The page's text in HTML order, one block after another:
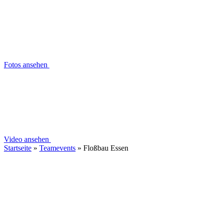
Fotos ansehen
Video ansehen
Startseite » Teamevents » Floßbau Essen